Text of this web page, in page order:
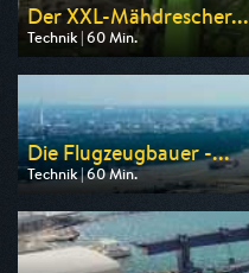
Der XXL-Mähdrescher...
Technik | 60 Min.
Ausgestrahlt von WELT
am 10.08.2026, 23:05
Die Flugzeugbauer -...
Technik | 60 Min.
Ausgestrahlt von WELT
am 12.08.2026, 23:05